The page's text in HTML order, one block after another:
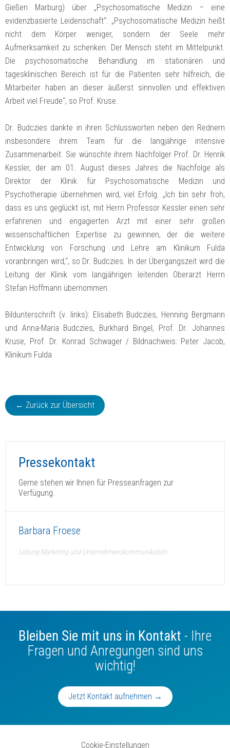
Pressekontakt
Gerne stehen wir Ihnen für Presseanfragen zur
Verfügung.
Barbara Froese
Leitung Marketing und Unternehmenskommunikation
Gießen Marburg) über „Psychosomatische Medizin – eine
evidenzbasierte Leidenschaft“: „Psychosomatische Medizin heißt
nicht dem Körper weniger, sondern der Seele mehr
Aufmerksamkeit zu schenken. Der Mensch steht im Mittelpunkt.
Die psychosomatische Behandlung im stationären und
tagesklinischen Bereich ist für die Patienten sehr hilfreich, die
Mitarbeiter haben an dieser äußerst sinnvollen und effektiven
Arbeit viel Freude“, so Prof. Kruse.
Dr. Budczies dankte in ihren Schlussworten neben den Rednern
insbesondere ihrem Team für die langjährige intensive
Zusammenarbeit. Sie wünschte ihrem Nachfolger Prof. Dr. Henrik
Kessler, der am 01. August dieses Jahres die Nachfolge als
Direktor der Klinik für Psychosomatische Medizin und
Psychotherapie übernehmen wird, viel Erfolg. „Ich bin sehr froh,
dass es uns geglückt ist, mit Herrn Professor Kessler einen sehr
erfahrenen und engagierten Arzt mit einer sehr großen
wissenschaftlichen Expertise zu gewinnen, der die weitere
Entwicklung von Forschung und Lehre am Klinikum Fulda
voranbringen wird,“, so Dr. Budczies. In der Übergangszeit wird die
Leitung der Klinik vom langjährigen leitenden Oberarzt Herrn
Stefan Hoffmann übernommen.
Bildunterschrift (v. links): Elisabeth Budczies, Henning Bergmann
und Anna-Maria Budczies, Burkhard Bingel, Prof. Dr. Johannes
Kruse, Prof. Dr. Konrad Schwager / Bildnachweis: Peter Jacob,
Klinikum Fulda
← Zurück zur Übersicht
Bleiben Sie mit uns in Kontakt - Ihre
Fragen und Anregungen sind uns
wichtig!
Jetzt Kontakt aufnehmen →
Cookie-Einstellungen